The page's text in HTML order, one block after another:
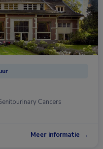
Cancers
Meer informatie →